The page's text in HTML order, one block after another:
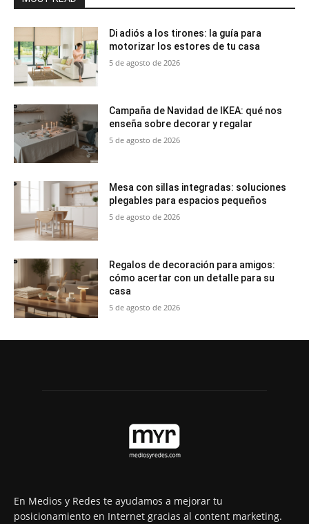
Di adiós a los tirones: la guía para
motorizar los estores de tu casa
5 de agosto de 2026
Campaña de Navidad de IKEA: qué nos
enseña sobre decorar y regalar
5 de agosto de 2026
Mesa con sillas integradas: soluciones
plegables para espacios pequeños
5 de agosto de 2026
Regalos de decoración para amigos:
cómo acertar con un detalle para su
casa
5 de agosto de 2026
En Medios y Redes te ayudamos a mejorar tu
posicionamiento en Internet gracias al content marketing.